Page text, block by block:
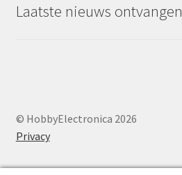
Laatste nieuws ontvangen
© HobbyElectronica 2026
Privacy